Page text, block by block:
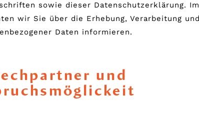
sowie dieser Datenschutzerklärung. Im
wir Sie über die Erhebung, Verarbeitung und
Daten informieren.
und